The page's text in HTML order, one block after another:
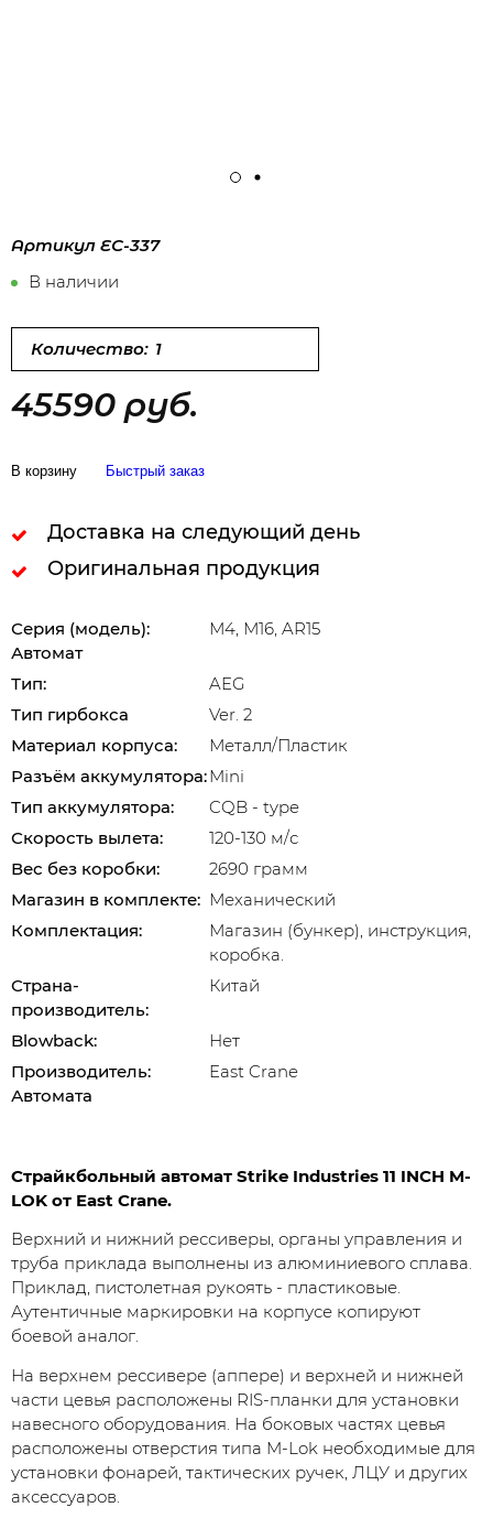
Артикул ЕС-337
В наличии
Количество:
45590 руб.
В корзину Быстрый заказ
Доставка на следующий день
Оригинальная продукция
Серия (модель):
Автомат
М4, М16, AR15
Тип:
AEG
Тип гирбокса
Ver. 2
Материал корпуса:
Металл/Пластик
Разъём аккумулятора:Mini
Тип аккумулятора:
CQB - type
Скорость вылета:
120-130 м/с
Вес без коробки:
2690 грамм
Магазин в комплекте: Механический
Комплектация:
Магазин (бункер), инструкция,
коробка.
Страна-
производитель:
Китай
Blowback:
Нет
Производитель:
Автомата
East Crane
Страйкбольный автомат Strike Industries 11 INCH M-
LOK от East Crane.
Верхний и нижний рессиверы, органы управления и
труба приклада выполнены из алюминиевого сплава.
Приклад, пистолетная рукоять - пластиковые.
Аутентичные маркировки на корпусе копируют
боевой аналог.
На верхнем рессивере (аппере) и верхней и нижней
части цевья расположены RIS-планки для установки
навесного оборудования. На боковых частях цевья
расположены отверстия типа M-Lok необходимые для
установки фонарей, тактических ручек, ЛЦУ и других
аксессуаров.